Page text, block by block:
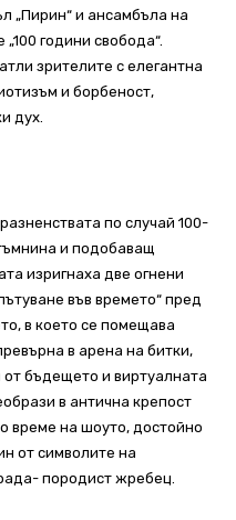
„Пирин“ и ансамбъла на
години свобода“.
зрителите с елегантна
и борбеност,
дух.
по случай 100-
и подобаващ
изригнаха две огнени
във времето“ пред
в което се помещава
в арена на битки,
бъдещето и виртуалната
в антична крепост
време на шоуто, достойно
от символите на
породист жребец.